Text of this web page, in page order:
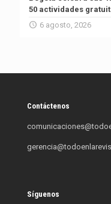
50 actividades
6 agosto, 2026
Contáctenos
Síguenos